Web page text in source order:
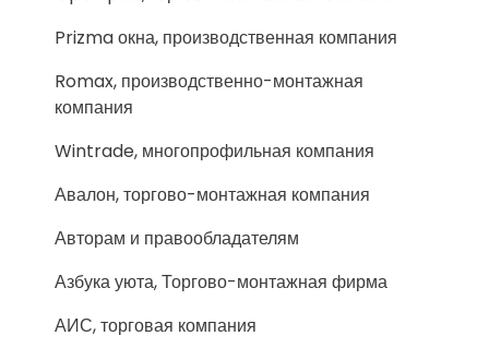
Prizma окна, производственная компания
Romax, производственно-монтажная
компания
Wintrade, многопрофильная компания
Авалон, торгово-монтажная компания
Авторам и правообладателям
Азбука уюта, Торгово-монтажная фирма
АИС, торговая компания